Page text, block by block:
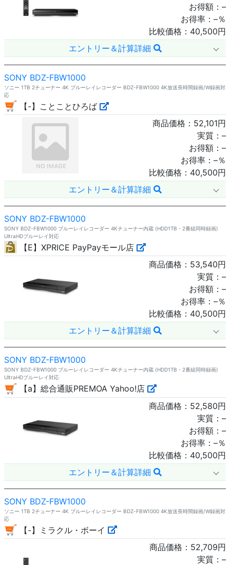
お得額： –
お得率： –％
比較価格： 40,500円
エントリー＆計算詳細
SONY BDZ-FBW1000
ソニー 1TB 2チューナー 4K ブルーレイレコーダー BDZ-FBW1000 4K放送長時間録画/W録画対
応
【-】ことことひろば
商品価格： 52,101円
実質： –
お得額： –
お得率： –％
比較価格： 40,500円
エントリー＆計算詳細
SONY BDZ-FBW1000
SONY BDZ-FBW1000 ブルーレイレコーダー 4Kチューナー内蔵 (HDD1TB・2番組同時録画)
UltraHDブルーレイ対応
【E】XPRICE PayPayモール店
商品価格： 53,540円
実質： –
お得額： –
お得率： –％
比較価格： 40,500円
エントリー＆計算詳細
SONY BDZ-FBW1000
SONY BDZ-FBW1000 ブルーレイレコーダー 4Kチューナー内蔵 (HDD1TB・2番組同時録画)
UltraHDブルーレイ対応
【a】総合通販PREMOA Yahoo!店
商品価格： 52,580円
実質： –
お得額： –
お得率： –％
比較価格： 40,500円
エントリー＆計算詳細
SONY BDZ-FBW1000
ソニー 1TB 2チューナー 4K ブルーレイレコーダー BDZ-FBW1000 4K放送長時間録画/W録画対
応
【-】ミラクル・ボーイ
商品価格： 52,709円
実質： –